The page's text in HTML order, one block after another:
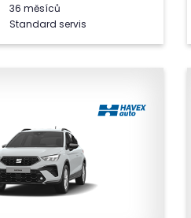
36 měsíců
Standard servis